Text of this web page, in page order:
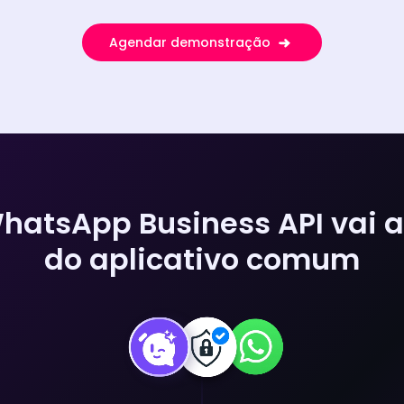
Agendar demonstração
Business API vai
do aplicativo comum